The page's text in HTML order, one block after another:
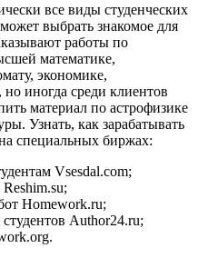
все виды студенческих
выбрать знакомое для
работы по
математике,
экономике,
иногда среди клиентов
материал по астрофизике
Узнать, как зарабатывать
специальных биржах:
Vsesdal.com;
Reshim.su;
Homework.ru;
Author24.ru;
.